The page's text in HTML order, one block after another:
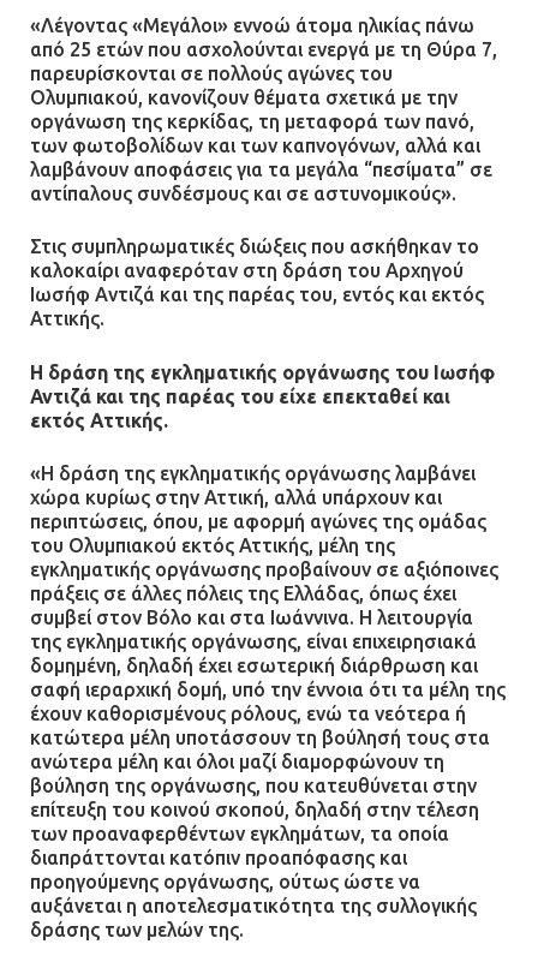
αστυνομικών
08.07.2026 | 16:24
Ο δήμαρχος Μάνδρας δώρισε όλους
τους μισθούς του 2025 στο Θριάσιο
για μηχάνημα καρδιολογικών
επεμβάσεων
ΔΗΜΟΣ ΜΑΝΔΡΑΣ ΕΙΔΥΛΛΙΑΣ: Δύο
08.07.2026 | 09:40
ρόπαλα και μαχαίρια σε δύο
ανήλικους
08.07.2026 | 09:38
Άνω Λιόσια: Έριξαν τα ναρκωτικά
σε σκουπιδοφάγο για να μη τα βρει
η αστυνομία – Λογάριασαν χωρίς
τον ειδικό σκύλο
07.07.2026 | 09:56
Βούλα: Κραυγή αγωνίας από
κατοίκους για την οδό Άρεως –
«Τρέχουν με 90 χλμ. μέσα στη
γειτονιά»
07.07.2026 | 09:48
«Λέγοντας «Μεγάλοι» εννοώ άτομα ηλικίας πάνω
από 25 ετών που ασχολούνται ενεργά με τη Θύρα 7,
παρευρίσκονται σε πολλούς αγώνες του
Ολυμπιακού, κανονίζουν θέματα σχετικά με την
οργάνωση της κερκίδας, τη μεταφορά των πανό,
των φωτοβολίδων και των καπνογόνων, αλλά και
λαμβάνουν αποφάσεις για τα μεγάλα “πεσίματα” σε
αντίπαλους συνδέσμους και σε αστυνομικούς».
Στις συμπληρωματικές διώξεις που ασκήθηκαν το
καλοκαίρι αναφερόταν στη δράση του Αρχηγού
Ιωσήφ Αντιζά και της παρέας του, εντός και εκτός
Αττικής.
Η δράση της εγκληματικής οργάνωσης του Ιωσήφ
Αντιζά και της παρέας του είχε επεκταθεί και
εκτός Αττικής.
«Η δράση της εγκληματικής οργάνωσης λαμβάνει
χώρα κυρίως στην Αττική, αλλά υπάρχουν και
περιπτώσεις, όπου, με αφορμή αγώνες της ομάδας
του Ολυμπιακού εκτός Αττικής, μέλη της
εγκληματικής οργάνωσης προβαίνουν σε αξιόποινες
πράξεις σε άλλες πόλεις της Ελλάδας, όπως έχει
συμβεί στον Βόλο και στα Ιωάννινα. Η λειτουργία
της εγκληματικής οργάνωσης, είναι επιχειρησιακά
δομημένη, δηλαδή έχει εσωτερική διάρθρωση και
σαφή ιεραρχική δομή, υπό την έννοια ότι τα μέλη της
έχουν καθορισμένους ρόλους, ενώ τα νεότερα ή
κατώτερα μέλη υποτάσσουν τη βούλησή τους στα
ανώτερα μέλη και όλοι μαζί διαμορφώνουν τη
βούληση της οργάνωσης, που κατευθύνεται στην
επίτευξη του κοινού σκοπού, δηλαδή στην τέλεση
των προαναφερθέντων εγκλημάτων, τα οποία
διαπράττονται κατόπιν προαπόφασης και
προηγούμενης οργάνωσης, ούτως ώστε να
αυξάνεται η αποτελεσματικότητα της συλλογικής
δράσης των μελών της.